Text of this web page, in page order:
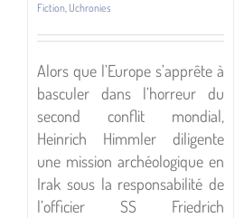
Fiction, Uchronies
Alors que l’Europe s’apprête à
basculer dans l’horreur du
second conflit mondial,
Heinrich Himmler diligente
une mission archéologique en
Irak sous la responsabilité de
l’officier SS Friedrich